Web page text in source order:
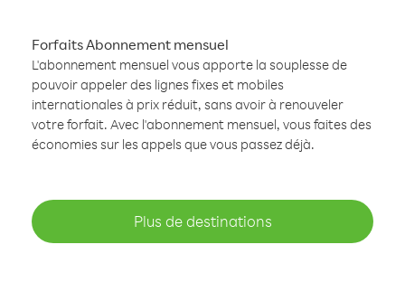
Forfaits Abonnement mensuel
L'abonnement mensuel vous apporte la souplesse de
pouvoir appeler des lignes fixes et mobiles
internationales à prix réduit, sans avoir à renouveler
votre forfait. Avec l'abonnement mensuel, vous faites des
économies sur les appels que vous passez déjà.
Plus de destinations